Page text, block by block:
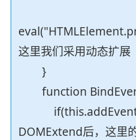
这里我们采用动态扩展
}
function
DOMExtend后，这里